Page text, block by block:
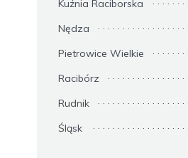
Kuźnia Raciborska
Nędza
Pietrowice Wielkie
Racibórz
Rudnik
Śląsk